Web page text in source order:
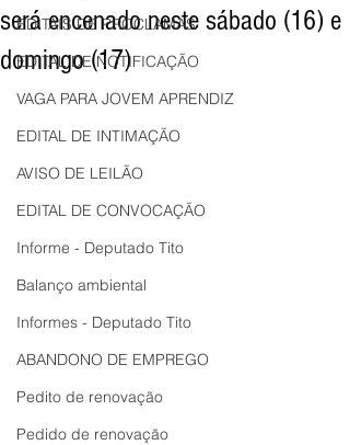
EDITAIS DE PROCLAMAS
EDITAL DE NOTIFICAÇÃO
VAGA PARA JOVEM APRENDIZ
EDITAL DE INTIMAÇÃO
AVISO DE LEILÃO
EDITAL DE CONVOCAÇÃO
Informe - Deputado Tito
Balanço ambiental
Informes - Deputado Tito
ABANDONO DE EMPREGO
Pedito de renovação
Pedido de renovação
será encenado neste sábado (16) e
domingo (17)